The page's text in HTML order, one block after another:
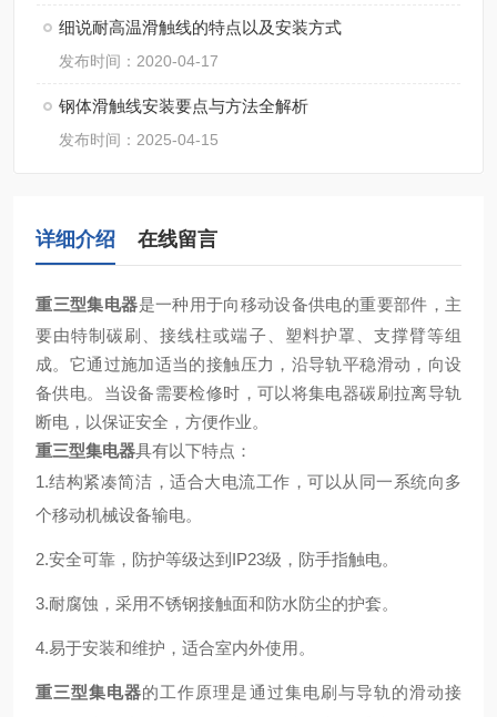
细说耐高温滑触线的特点以及安装方式
发布时间：2020-04-17
钢体滑触线安装要点与方法全解析​
发布时间：2025-04-15
详细介绍 在线留言
重三型集电器是一种用于向移动设备供电的重要部件，主
要由特制碳刷、接线柱或端子、塑料护罩、支撑臂等组
成。它通过施加适当的接触压力，沿导轨平稳滑动，向设
备供电。当设备需要检修时，可以将集电器碳刷拉离导轨
断电，以保证安全，方便作业‌。
重三型集电器具有以下特点：
1.结构紧凑简洁 ‌，适合大电流工作，可以从同一系统向多
个移动机械设备输电‌。
2.安全可靠 ‌，防护等级达到IP23级，防手指触电‌。
3.耐腐蚀 ‌，采用不锈钢接触面和防水防尘的护套‌。
4.易于安装和维护 ‌，适合室内外使用‌。
重三型集电器的工作原理是通过集电刷与导轨的滑动接